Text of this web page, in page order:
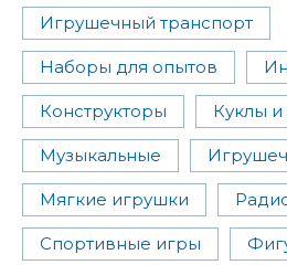
Игрушечный транспорт
Наборы для опытов
Конструкторы Куклы и
Музыкальные
Мягкие игрушки
Спортивные игры